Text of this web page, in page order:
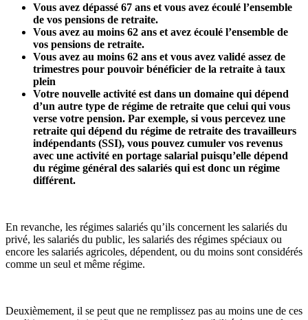
Vous avez dépassé 67 ans et vous avez écoulé l’ensemble
de vos pensions de retraite.
Vous avez au moins 62 ans et avez écoulé l’ensemble de
vos pensions de retraite.
Vous avez au moins 62 ans et vous avez validé assez de
trimestres pour pouvoir bénéficier de la retraite à taux
plein
Votre nouvelle activité est dans un domaine qui dépend
d’un autre type de régime de retraite que celui qui vous
verse votre pension. Par exemple, si vous percevez une
retraite qui dépend du régime de retraite des travailleurs
indépendants (SSI), vous pouvez cumuler vos revenus
avec une activité en portage salarial puisqu’elle dépend
du régime général des salariés qui est donc un régime
différent.
En revanche, les régimes salariés qu’ils concernent les salariés du
privé, les salariés du public, les salariés des régimes spéciaux ou
encore les salariés agricoles, dépendent, ou du moins sont considérés
comme un seul et même régime.
Deuxièmement, il se peut que ne remplissez pas au moins une de ces